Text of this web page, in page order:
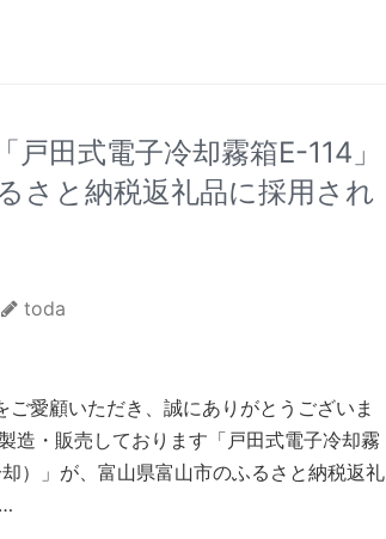
戸田式電子冷却霧箱E-114」
さと納税返礼品に採用され
toda
ご愛顧いただき、誠にありがとうございま
造・販売しております「戸田式電子冷却霧
）」が、富山県富山市のふるさと納税返礼